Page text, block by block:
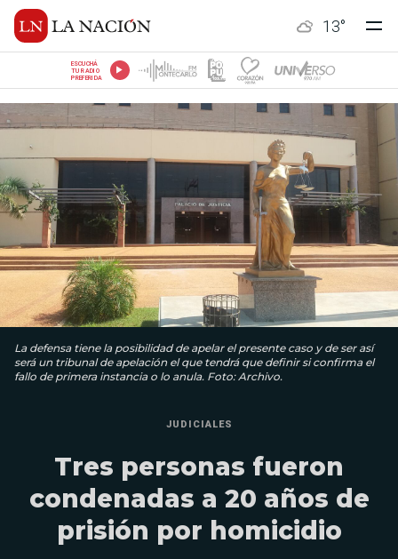
13°
ESCUCHÁ
TU RADIO
PREFERIDA
La defensa tiene la posibilidad de apelar el presente caso y de ser así
será un tribunal de apelación el que tendrá que definir si confirma el
fallo de primera instancia o lo anula. Foto: Archivo.
JUDICIALES
Tres personas fueron
condenadas a 20 años de
prisión por homicidio